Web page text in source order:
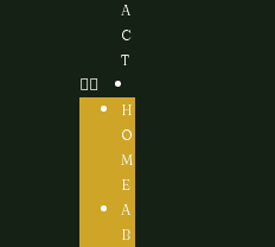
A
C
T
H
O
M
E
A
B